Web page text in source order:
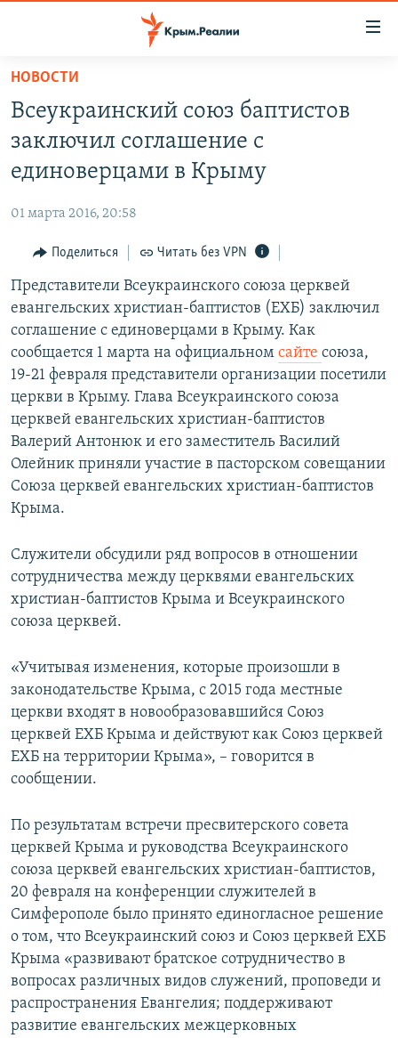
Вернуться
основному
содержанию
главной
навигации
Вернутся
поиску
СПЕЦПРОЕКТЫ
11 ЛЕТ ОККУПАЦИИ КРЫМА. 11 ИСТОРИЙ СОПРОТИВЛЕНИЯ
ЕЩЕ
ИНТЕРАКТИВ
ИНФОГРАФИКА
ТЕЛЕПРОЕКТ КРЫМ.РЕАЛИИ
СОВЕТЫ ПРАВОЗАЩИТНИКОВ
ПРОПАВШИЕ БЕЗ ВЕСТИ
ПОБЕДИТЕЛЕЙ НЕ СУДЯТ?
КРЫМ.НЕПОКОРЕННЫЙ
ELIFBE
УКРАИНСКАЯ ПРОБЛЕМА КРЫМА
РАДІО СВОБОДА
КАК ОБОЙТИ БЛОКИРОВКУ
Українською
Qırımtatar
ПРИСОЕДИНЯЙТЕСЬ!
НОВОСТИ
Всеукраинский союз баптистов
заключил соглашение с
единоверцами в Крыму
01 марта 2016, 20:58
Поделиться Читать без VPN
Представители Всеукраинского союза церквей
евангельских христиан-баптистов (ЕХБ) заключил
соглашение с единоверцами в Крыму. Как
сообщается 1 марта на официальном сайте союза,
19-21 февраля представители организации посетили
церкви в Крыму. Глава Всеукраинского союза
церквей евангельских христиан-баптистов
Валерий Антонюк и его заместитель Василий
Олейник приняли участие в пасторском совещании
Союза церквей евангельских христиан-баптистов
Крыма.
Служители обсудили ряд вопросов в отношении
сотрудничества между церквями евангельских
христиан-баптистов Крыма и Всеукраинского
союза церквей.
«Учитывая изменения, которые произошли в
законодательстве Крыма, с 2015 года местные
церкви входят в новообразовавшийся Союз
церквей ЕХБ Крыма и действуют как Союз церквей
ЕХБ на территории Крыма», – говорится в
сообщении.
По результатам встречи пресвитерского совета
церквей Крыма и руководства Всеукраинского
союза церквей евангельских христиан-баптистов,
20 февраля на конференции служителей в
Симферополе было принято единогласное решение
о том, что Всеукраинский союз и Союз церквей ЕХБ
Крыма «развивают братское сотрудничество в
вопросах различных видов служений, проповеди и
распространения Евангелия; поддерживают
развитие евангельских межцерковных